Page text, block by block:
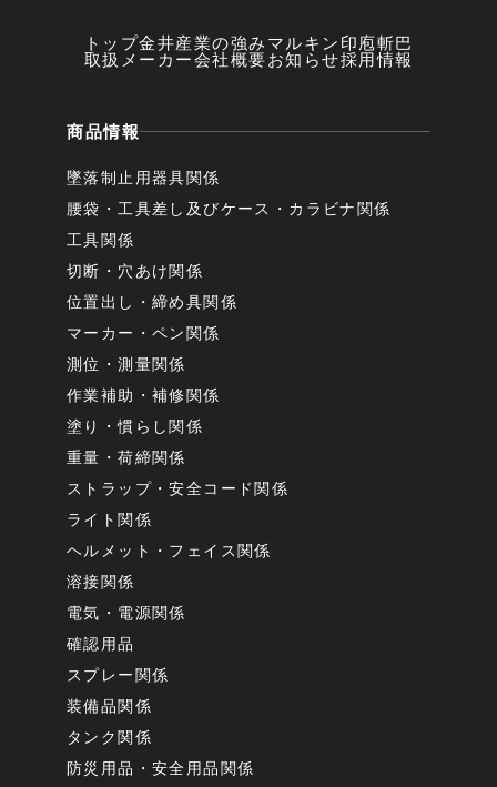
トップ金井産業の強み マルキン印 庖斬巴
取扱メーカー会社概要お知らせ採用情報
商品情報
墜落制止用器具関係
腰袋・工具差し及びケース・カラビナ関係
工具関係
切断・穴あけ関係
位置出し・締め具関係
マーカー・ペン関係
測位・測量関係
作業補助・補修関係
塗り・慣らし関係
重量・荷締関係
ストラップ・安全コード関係
ライト関係
ヘルメット・フェイス関係
溶接関係
電気・電源関係
確認用品
スプレー関係
装備品関係
タンク関係
防災用品・安全用品関係